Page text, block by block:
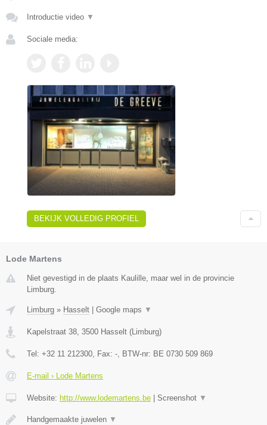
Introductie video ▼
Sociale media:
BEKIJK VOLLEDIG PROFIEL
Lode Martens
Niet gevestigd in de plaats Kaulille, maar wel in de provincie
Limburg.
Limburg » Hasselt Google maps ▼
Kapelstraat 38, 3500 Hasselt (Limburg)
Tel: +32 11 212300, Fax: -, BTW-nr: BE 0730 509 869
E-mail › Lode Martens
Website: http://www.lodemartens.be Screenshot ▼
Handgemaakte juwelen ▼